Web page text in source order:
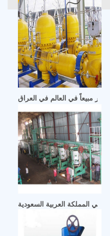
الأكثر مبيعاً في العالم في العراق
في المملكة العربية السعودية